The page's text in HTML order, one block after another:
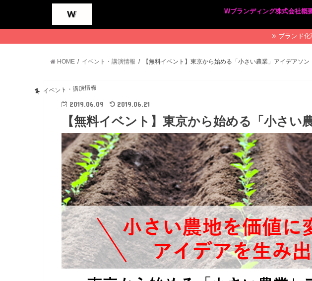
Wブランディング株式会社概
プライバシーポリシー
特定商取引法に基づく表記
ブランド
HOME イベント・講演情報 【無料イベント】東京から始める「小さい農業」アイデアソン
イベント・講演情報
2019.06.09 2019.06.21
【無料イベント】東京から始める「小さい